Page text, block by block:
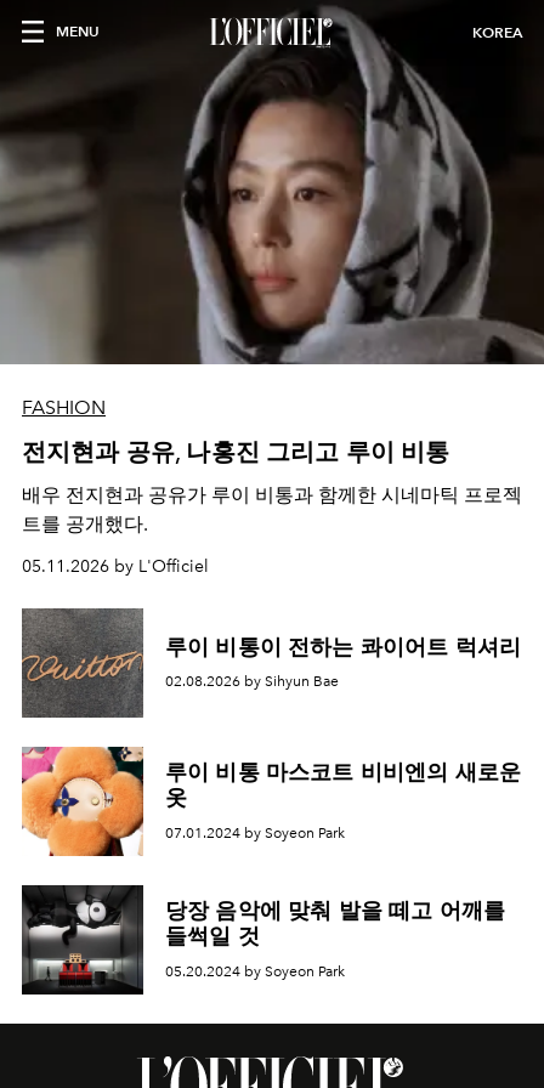
MENU KOREA
FASHION
전지현과 공유, 나홍진 그리고 루이 비통
배우 전지현과 공유가 루이 비통과 함께한 시네마틱 프로젝
트를 공개했다.
05.11.2026 by L'Officiel
루이 비통이 전하는 콰이어트 럭셔리
02.08.2026 by Sihyun Bae
루이 비통 마스코트 비비엔의 새로운
옷
07.01.2024 by Soyeon Park
당장 음악에 맞춰 발을 떼고 어깨를
들썩일 것
05.20.2024 by Soyeon Park